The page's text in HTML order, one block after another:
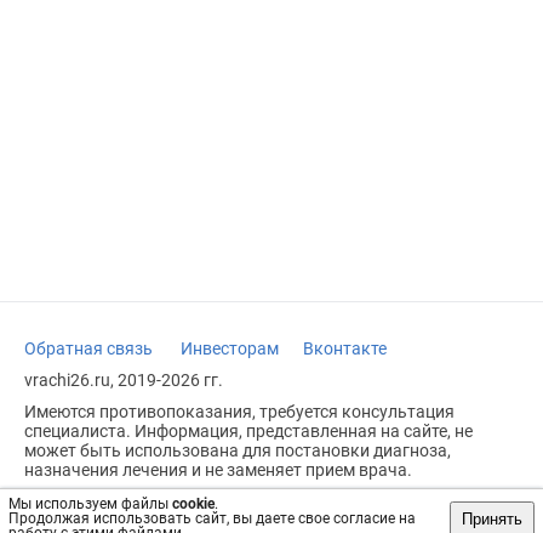
Мы используем файлы cookie.
Продолжая использовать сайт, вы даете свое согласие на
Принять
Обратная связь Инвесторам
Вконтакте
vrachi26.ru, 2019-2026 гг.
Имеются противопоказания, требуется консультация
специалиста. Информация, представленная на сайте, не
может быть использована для постановки диагноза,
назначения лечения и не заменяет прием врача.
Возрастное ограничение: 18+